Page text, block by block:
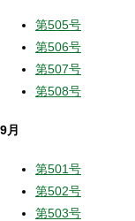
第505号
第506号
第507号
第508号
9月
第501号
第502号
第503号